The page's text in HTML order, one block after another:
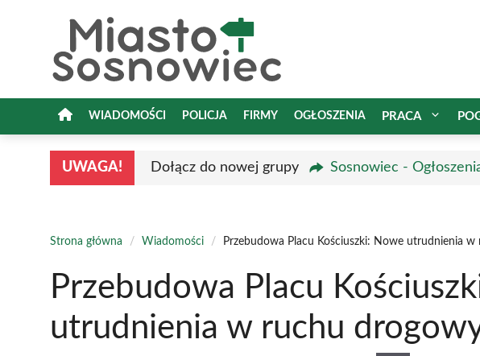
WIADOMOŚCI POLICJA FIRMY OGŁOSZENIA PRACA
UWAGA! Dołącz do nowej grupy Sosnowiec -
Strona główna / Wiadomości / Przebudowa Placu Kościuszki: Nowe utrudnienia
Przebudowa Placu
utrudnienia w ruchu